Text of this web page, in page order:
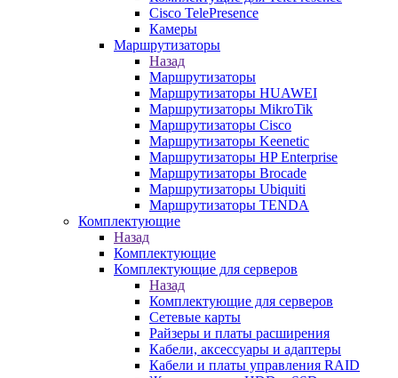
Cisco TelePresence
Камеры
Маршрутизаторы
Назад
Маршрутизаторы
Маршрутизаторы HUAWEI
Маршрутизаторы MikroTik
Маршрутизаторы Cisco
Маршрутизаторы Keenetic
Маршрутизаторы HP Enterprise
Маршрутизаторы Brocade
Маршрутизаторы Ubiquiti
Маршрутизаторы TENDA
Комплектующие
Назад
Комплектующие
Комплектующие для серверов
Назад
Комплектующие для серверов
Сетевые карты
Райзеры и платы расширения
Кабели, аксессуары и адаптеры
Кабели и платы управления RAID